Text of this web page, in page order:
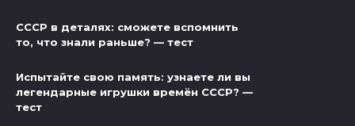
СССР в деталях: сможете вспомнить
то, что знали раньше? — тест
Испытайте свою память: узнаете ли вы
легендарные игрушки времён СССР? —
тест